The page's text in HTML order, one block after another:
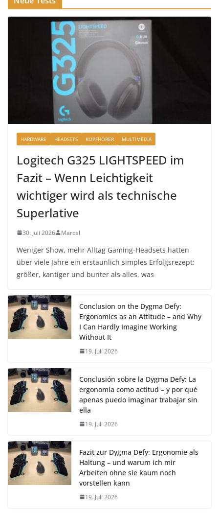
HARDWARE HEADSETS KOPFHÖRER MULTIMEDIA
Logitech G325 LIGHTSPEED im
Fazit – Wenn Leichtigkeit
wichtiger wird als technische
Superlative
30. Juli 2026 Marcel
Weniger Show, mehr Alltag Gaming-Headsets hatten
über viele Jahre ein erstaunlich simples Erfolgsrezept:
größer, kantiger und bunter als alles, was
Conclusion on the Dygma Defy:
Ergonomics as an Attitude – and Why
I Can Hardly Imagine Working
Without It
19. Juli 2026
Conclusión sobre la Dygma Defy: La
ergonomía como actitud – y por qué
apenas puedo imaginar trabajar sin
ella
19. Juli 2026
Fazit zur Dygma Defy: Ergonomie als
Haltung – und warum ich mir
Arbeiten ohne sie kaum noch
vorstellen kann
19. Juli 2026